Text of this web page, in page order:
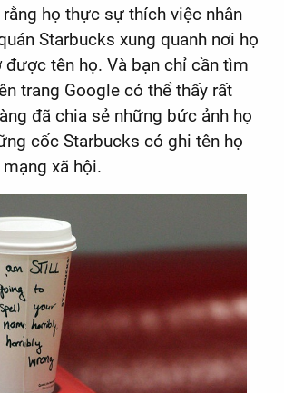
họ thực sự thích việc nhân
Starbucks xung quanh nơi họ
được tên họ. Và bạn chỉ cần tìm
trang Google có thể thấy rất
đã chia sẻ những bức ảnh họ
cốc Starbucks có ghi tên họ
xã hội.